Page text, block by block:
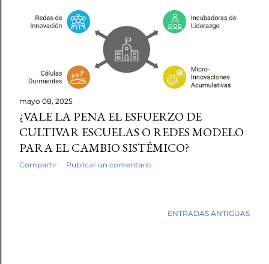
mayo 08, 2025
¿VALE LA PENA EL ESFUERZO DE
CULTIVAR ESCUELAS O REDES MODELO
PARA EL CAMBIO SISTÉMICO?
Compartir Publicar un comentario
ENTRADAS ANTIGUAS